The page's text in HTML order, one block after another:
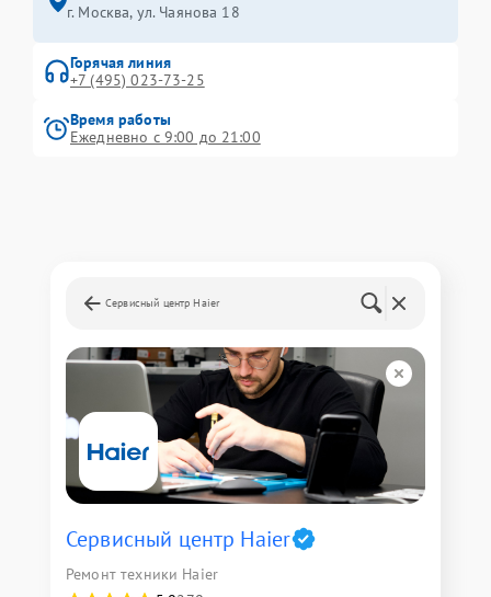
г. Москва, ул. Чаянова 18
Горячая линия
+7 (495) 023-73-25
Время работы
Ежедневно с 9:00 до 21:00
Сервисный центр Haier
Сервисный центр Haier
Ремонт техники Haier